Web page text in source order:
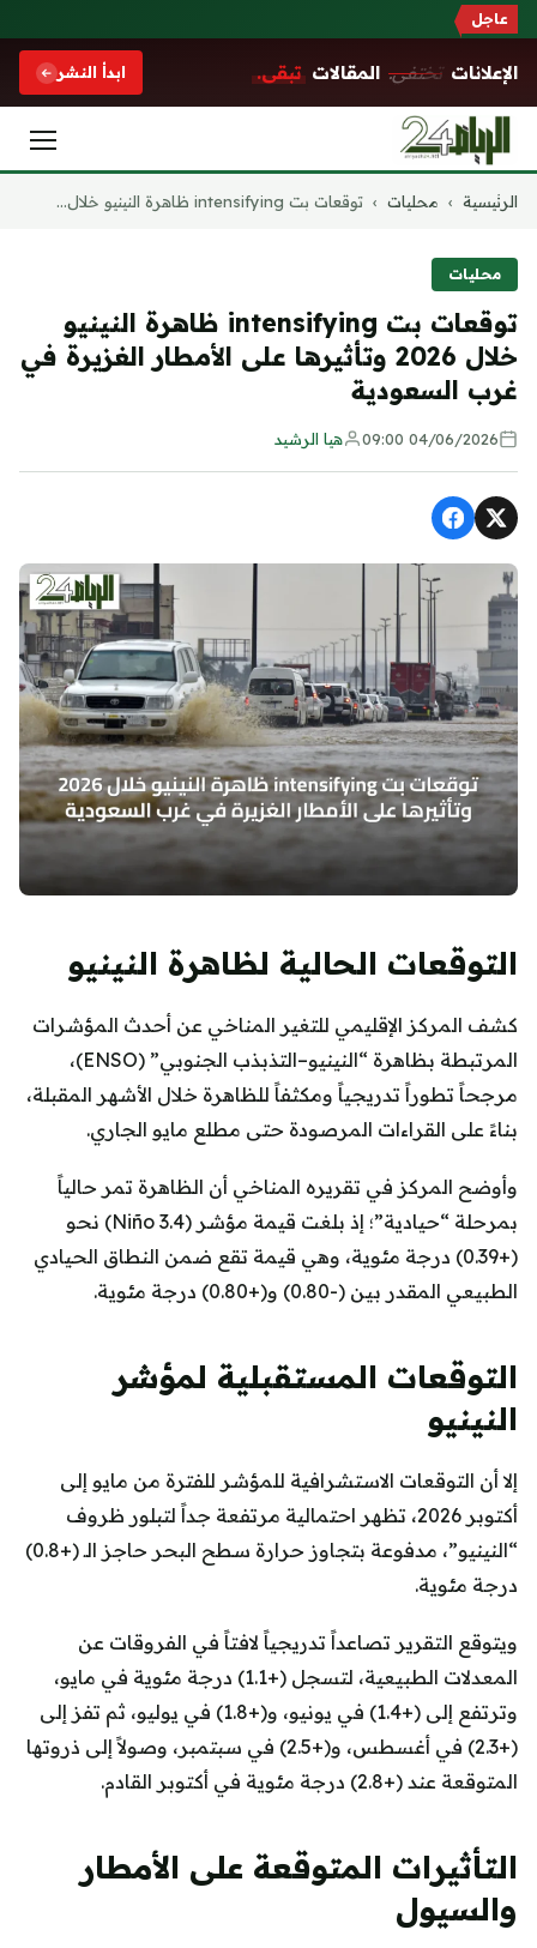
عاجل
الإعلانات تختفي. المقالات تبقى. ابدأ النشر
التجاوز
الرئيسية › محليات › توقعات بت intensifying ظاهرة النينيو خلال...
محليات
توقعات بت intensifying ظاهرة النينيو
خلال 2026 وتأثيرها على الأمطار الغزيرة في
غرب السعودية
04/06/2026 09:00 هيا الرشيد
التوقعات الحالية لظاهرة النينيو
كشف المركز الإقليمي للتغير المناخي عن أحدث المؤشرات
المرتبطة بظاهرة “النينيو–التذبذب الجنوبي” (ENSO)،
مرجحاً تطوراً تدريجياً ومكثفاً للظاهرة خلال الأشهر المقبلة،
بناءً على القراءات المرصودة حتى مطلع مايو الجاري.
وأوضح المركز في تقريره المناخي أن الظاهرة تمر حالياً
بمرحلة “حيادية”؛ إذ بلغت قيمة مؤشر (Niño 3.4) نحو
(+0.39) درجة مئوية، وهي قيمة تقع ضمن النطاق الحيادي
الطبيعي المقدر بين (-0.80) و(+0.80) درجة مئوية.
التوقعات المستقبلية لمؤشر
النينيو
إلا أن التوقعات الاستشرافية للمؤشر للفترة من مايو إلى
أكتوبر 2026، تظهر احتمالية مرتفعة جداً لتبلور ظروف
“النينيو”، مدفوعة بتجاوز حرارة سطح البحر حاجز الـ (+0.8)
درجة مئوية.
ويتوقع التقرير تصاعداً تدريجياً لافتاً في الفروقات عن
المعدلات الطبيعية، لتسجل (+1.1) درجة مئوية في مايو،
وترتفع إلى (+1.4) في يونيو، و(+1.8) في يوليو، ثم تفز إلى
(+2.3) في أغسطس، و(+2.5) في سبتمبر، وصولاً إلى ذروتها
المتوقعة عند (+2.8) درجة مئوية في أكتوبر القادم.
التأثيرات المتوقعة على الأمطار
والسيول